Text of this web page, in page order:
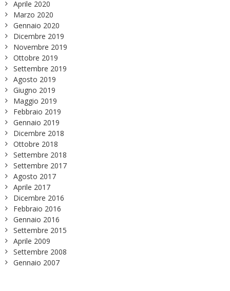
Aprile 2020
Marzo 2020
Gennaio 2020
Dicembre 2019
Novembre 2019
Ottobre 2019
Settembre 2019
Agosto 2019
Giugno 2019
Maggio 2019
Febbraio 2019
Gennaio 2019
Dicembre 2018
Ottobre 2018
Settembre 2018
Settembre 2017
Agosto 2017
Aprile 2017
Dicembre 2016
Febbraio 2016
Gennaio 2016
Settembre 2015
Aprile 2009
Settembre 2008
Gennaio 2007